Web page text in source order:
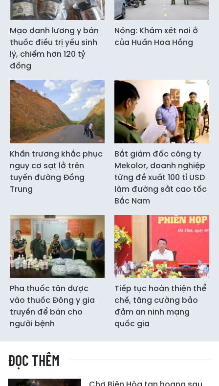
Mạo danh lương y bán
thuốc điều trị yếu sinh
lý, chiếm hơn 120 tỷ
đồng
Nóng: Khám xét nơi ở
của Huấn Hoa Hồng
Khẩn trương khắc phục
nguy cơ sạt lở trên
tuyến đường Đồng
Trung
Bắt giám đốc công ty
Mekolor, doanh nghiệp
từng đề xuất 100 tỉ USD
làm đường sắt cao tốc
Bắc Nam
Pha thuốc tân dược
vào thuốc Đông y gia
truyền để bán cho
người bệnh
Tiếp tục hoàn thiện thể
chế, tăng cường bảo
đảm an ninh mạng
quốc gia
ĐỌC THÊM